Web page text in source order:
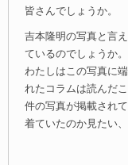
皆さんでしょうか。
吉本隆明の写真と言
ているのでしょうか。
わたしはこの写真に
れたコラムは読んだ
件の写真が掲載され
着ていたのか見たい